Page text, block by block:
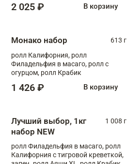
2 025 ₽ В корзину
Монако набор
613 г
ролл Калифорния, ролл
Филадельфия в масаго, ролл с
огурцом, ролл Крабик
1 426 ₽ В корзину
Лучший выбор, 1кг
набор NEW
1 008 г
ролл Филадельфия в масаго, ролл
Калифорния с тигровой креветкой,